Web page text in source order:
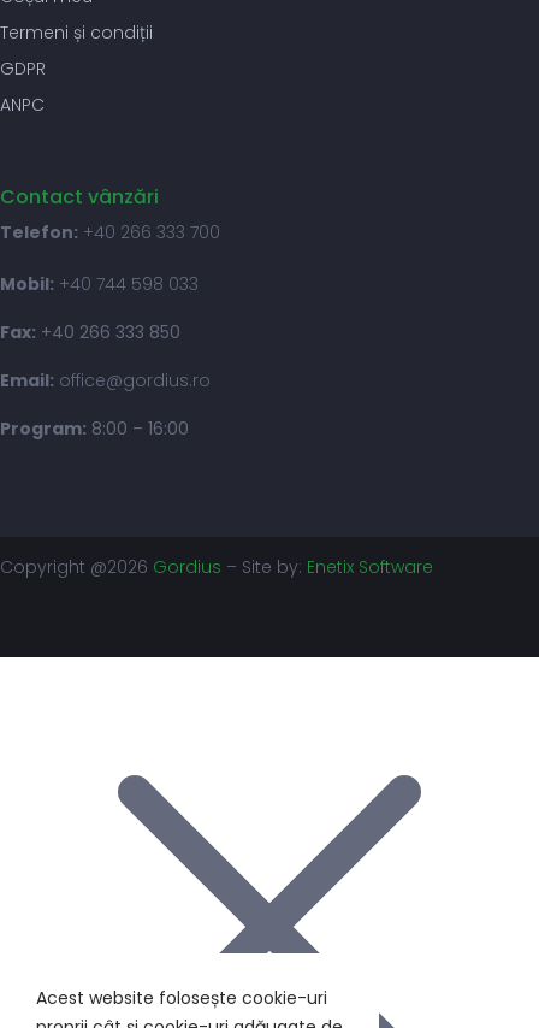
Termeni și condiții
GDPR
ANPC
Contact vânzări
Telefon: +40 266 333 700
Mobil: +40 744 598 033
Fax: +40 266 333 850
Email: office@gordius.ro
Program: 8:00 – 16:00
Copyright @2026 Gordius – Site by: Enetix Software
Acest website folosește cookie-uri